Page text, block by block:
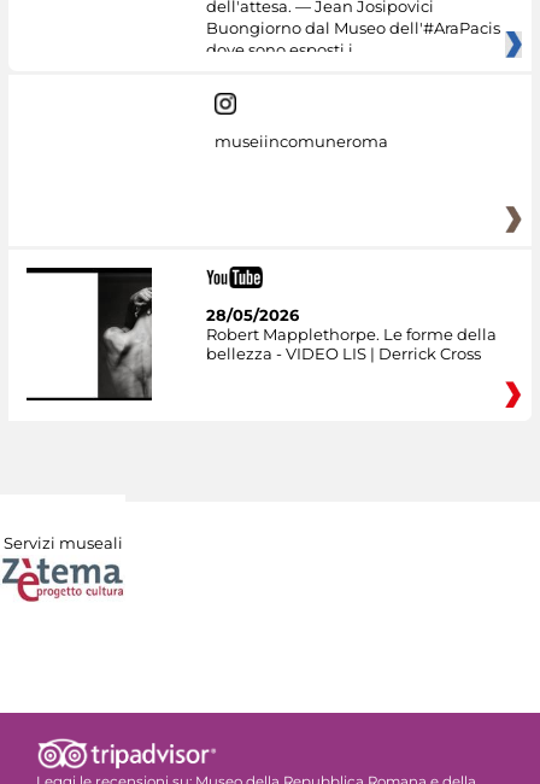
dell'attesa. — Jean Josipovici
Buongiorno dal Museo dell'#AraPacis
dove sono esposti i
museiincomuneroma
28/05/2026
Robert Mapplethorpe. Le forme della
bellezza - VIDEO LIS | Derrick Cross
Servizi museali